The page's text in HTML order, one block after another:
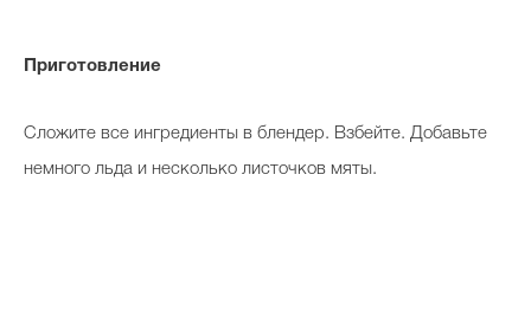
Приготовление
Сложите все ингредиенты в блендер. Взбейте. Добавьте
немного льда и несколько листочков мяты.